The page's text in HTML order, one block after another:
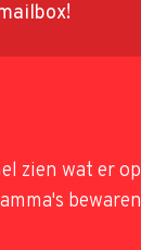
zien wat er op
bewaren